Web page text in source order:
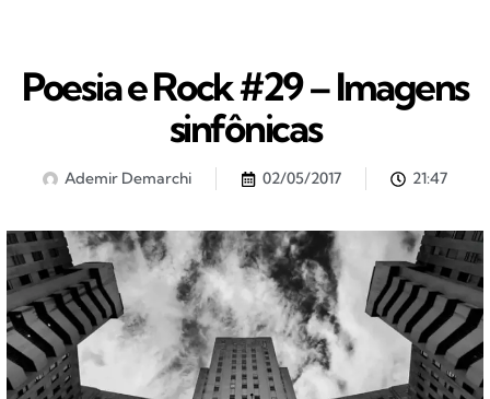
Poesia e Rock #29 – Imagens
sinfônicas
Ademir Demarchi 02/05/2017 21:47